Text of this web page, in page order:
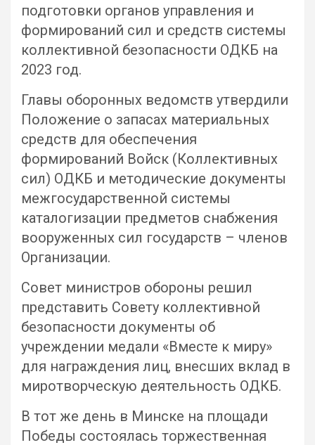
подготовки органов управления и
формирований сил и средств системы
коллективной безопасности ОДКБ на
2023 год.
Главы оборонных ведомств утвердили
Положение о запасах материальных
средств для обеспечения
формирований Войск (Коллективных
сил) ОДКБ и методические документы
межгосударственной системы
каталогизации предметов снабжения
вооруженных сил государств – членов
Организации.
Совет министров обороны решил
представить Совету коллективной
безопасности документы об
учреждении медали «Вместе к миру»
для награждения лиц, внесших вклад в
миротворческую деятельность ОДКБ.
В тот же день в Минске на площади
Победы состоялась торжественная